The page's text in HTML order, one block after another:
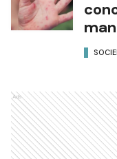
Ads